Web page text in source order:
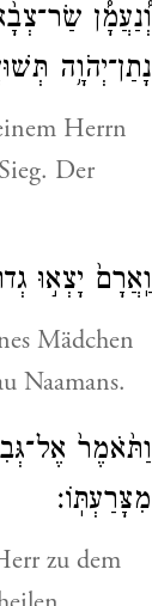
וְ֠נַעֲמָ֠ן
נָתַן־יְהֹוָ֥ה
Herrn
Der
וַֽאֲרָם֙ יָצְא֣וּ
Mädchen
Naamans.
וַתֹּ֙אמֶר֙
מִצָּרַעְתּֽוֹ׃
zu dem